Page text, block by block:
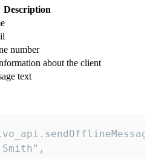
Description
number
about the client
text